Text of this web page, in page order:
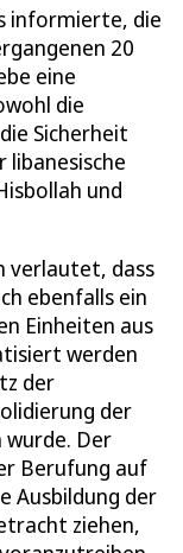
informierte, die
20
eine
die
Sicherheit
und
verlautet, dass
ebenfalls ein
Einheiten aus
werden
der
der
wurde. Der
Berufung auf
Ausbildung der
ziehen,